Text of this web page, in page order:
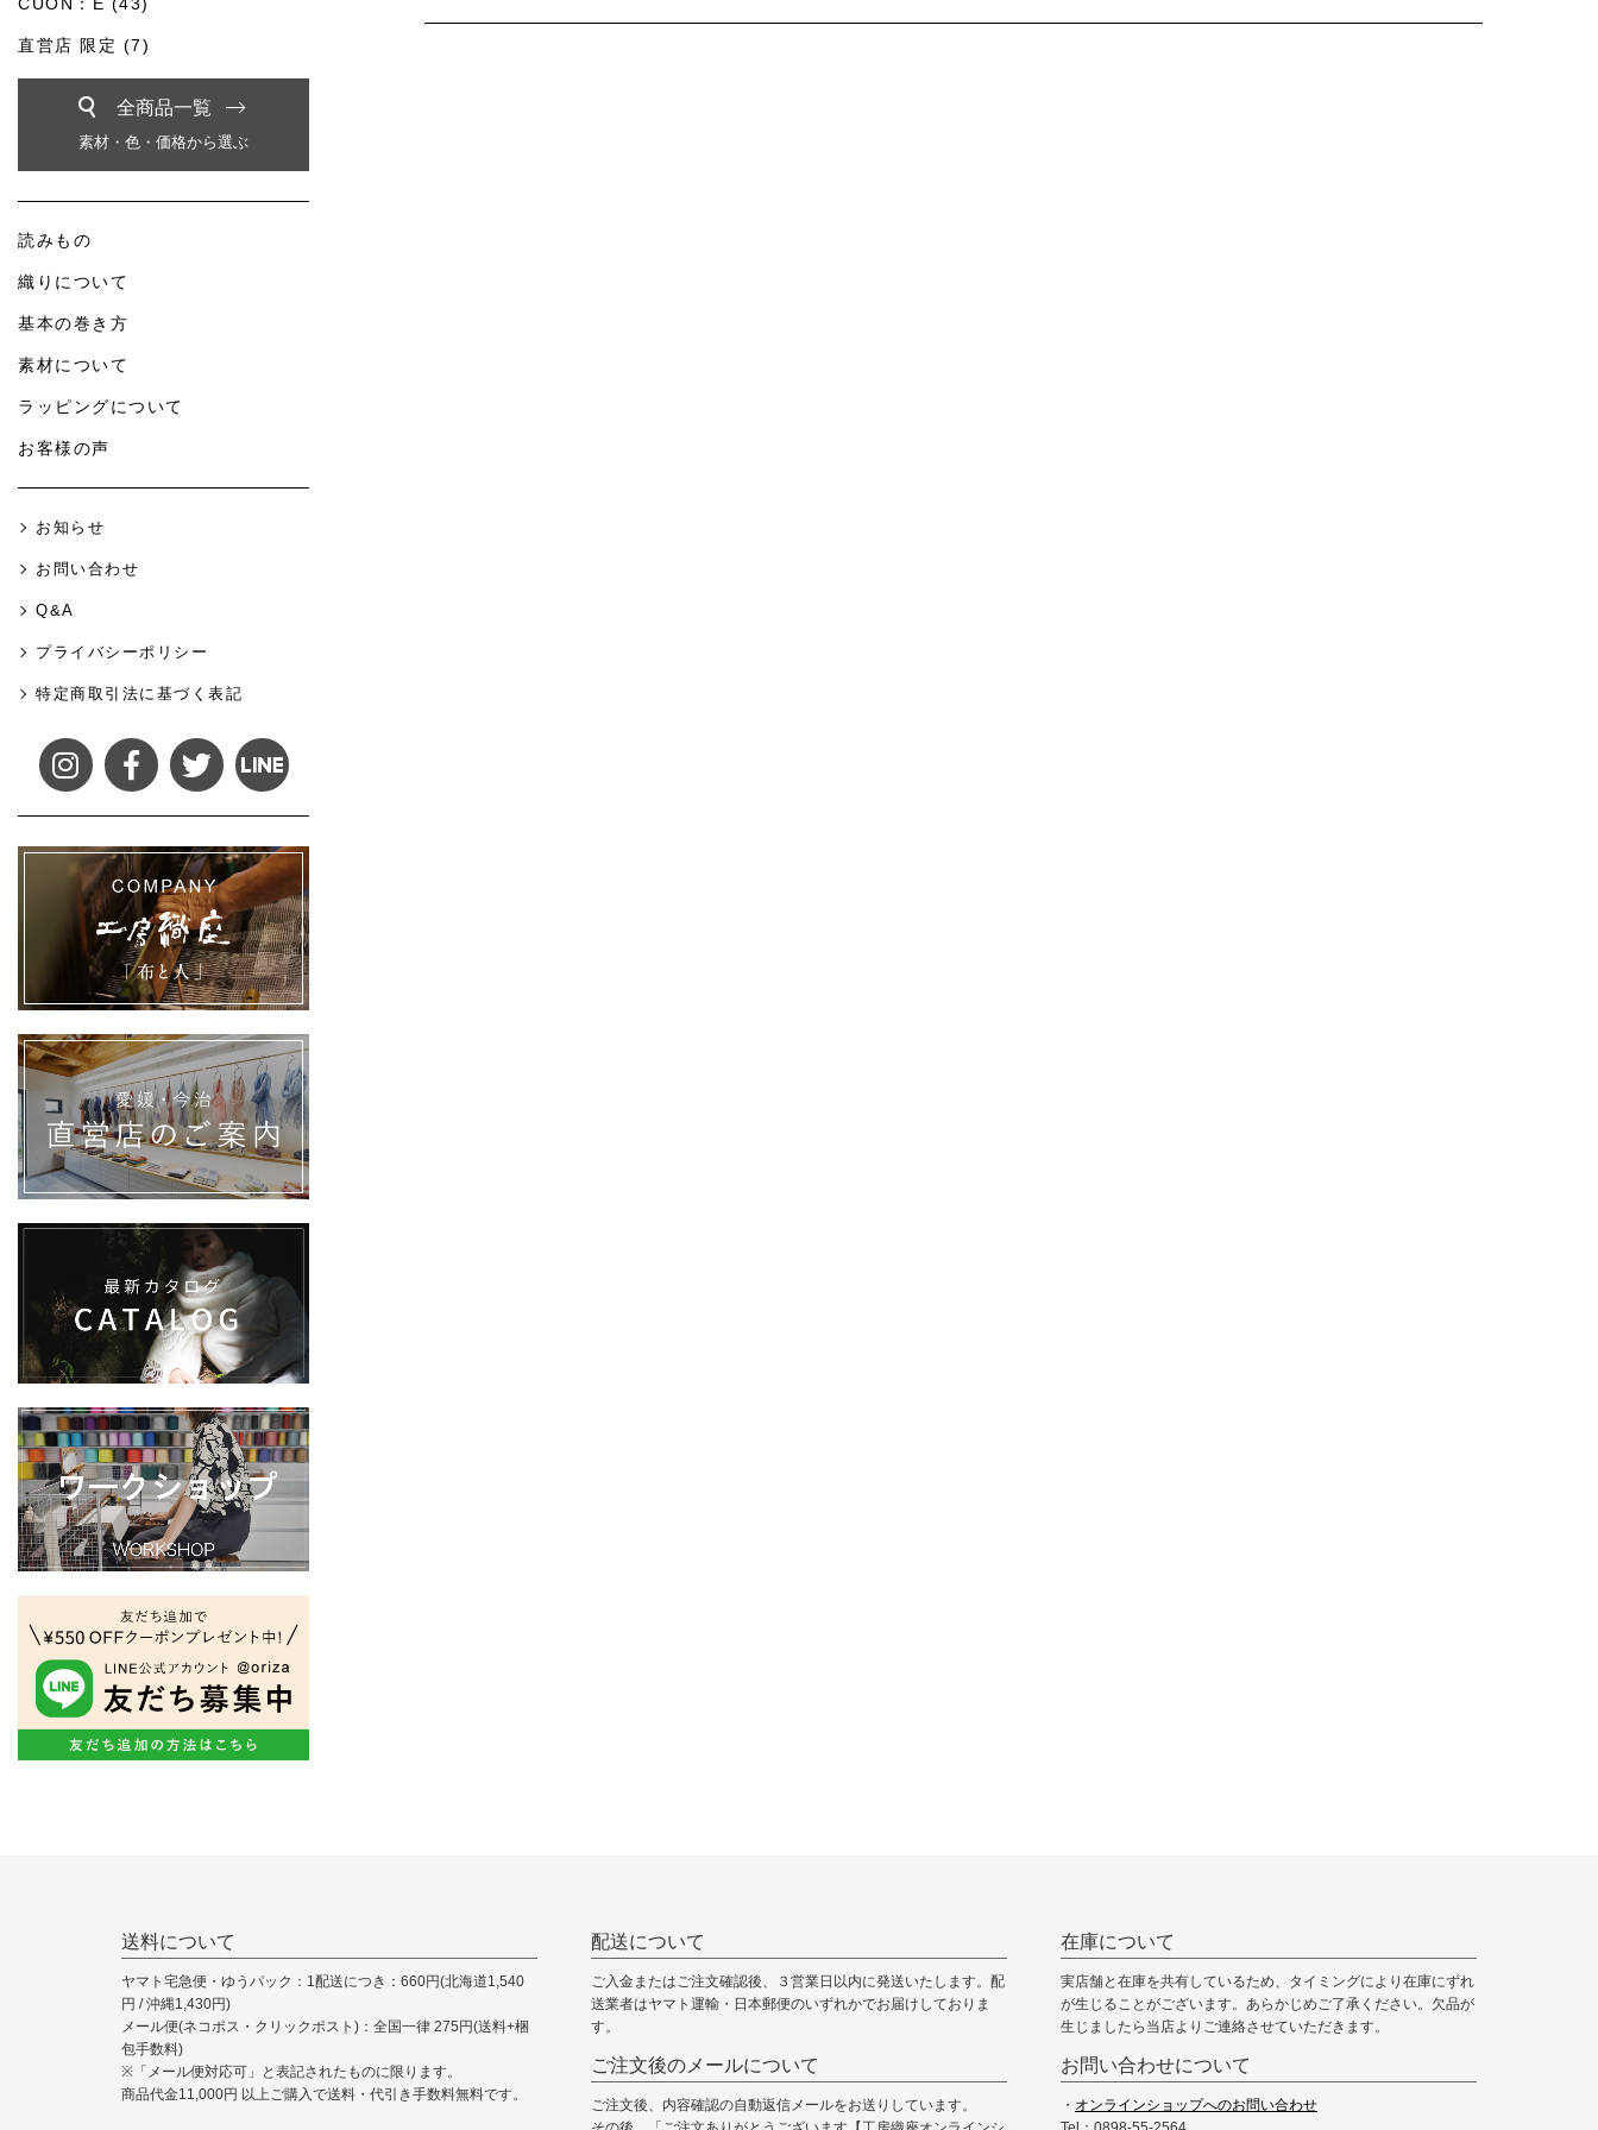
直営店 限定 (7)
全商品一覧
素材・色・価格から選ぶ
読みもの
織りについて
基本の巻き方
素材について
ラッピングについて
お客様の声
お知らせ
お問い合わせ
Q&A
プライバシーポリシー
特定商取引法に基づく表記
送料について
ヤマト宅急便・ゆうパック：1配送につき：660円(北海道1,540
円 / 沖縄1,430円)
メール便(ネコポス・クリックポスト)：全国一律 275円(送料+梱
包手数料)
※「メール便対応可」と表記されたものに限ります。
商品代金11,000円 以上ご購入で送料・代引き手数料無料です。
配送について
ご入金またはご注文確認後、３営業日以内に発送いたします。配
送業者はヤマト運輸・日本郵便のいずれかでお届けしておりま
す。
ご注文後のメールについて
ご注文後、内容確認の自動返信メールをお送りしています。
在庫について
実店舗と在庫を共有しているため、タイミングにより在庫にずれ
が生じることがございます。あらかじめご了承ください。欠品が
生じましたら当店よりご連絡させていただきます。
お問い合わせについて
・ オンラインショップへのお問い合わせ